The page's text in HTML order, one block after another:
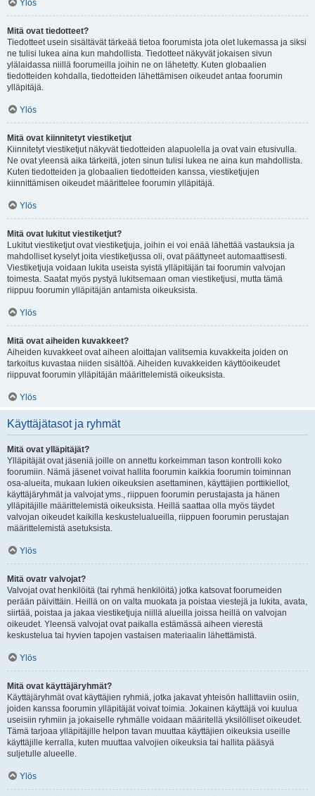
Ylös
Mitä ovat tiedotteet?
Tiedotteet usein sisältävät tärkeää tietoa foorumista jota olet lukemassa ja siksi
ne tulisi lukea aina kun mahdollista. Tiedotteet näkyvät jokaisen sivun
ylälaidassa niillä foorumeilla joihin ne on lähetetty. Kuten globaalien
tiedotteiden kohdalla, tiedotteiden lähettämisen oikeudet antaa foorumin
ylläpitäjä.
Ylös
Mitä ovat kiinnitetyt viestiketjut
Kiinnitetyt viestiketjut näkyvät tiedotteiden alapuolella ja ovat vain etusivulla.
Ne ovat yleensä aika tärkeitä, joten sinun tulisi lukea ne aina kun mahdollista.
Kuten tiedotteiden ja globaalien tiedotteiden kanssa, viestiketjujen
kiinnittämisen oikeudet määrittelee foorumin ylläpitäjä.
Ylös
Mitä ovat lukitut viestiketjut?
Lukitut viestiketjut ovat viestiketjuja, joihin ei voi enää lähettää vastauksia ja
mahdolliset kyselyt joita viestiketjussa oli, ovat päättyneet automaattisesti.
Viestiketjuja voidaan lukita useista syistä ylläpitäjän tai foorumin valvojan
toimesta. Saatat myös pystyä lukitsemaan oman viestiketjusi, mutta tämä
riippuu foorumin ylläpitäjän antamista oikeuksista.
Ylös
Mitä ovat aiheiden kuvakkeet?
Aiheiden kuvakkeet ovat aiheen aloittajan valitsemia kuvakkeita joiden on
tarkoitus kuvastaa niiden sisältöä. Aiheiden kuvakkeiden käyttöoikeudet
riippuvat foorumin ylläpitäjän määrittelemistä oikeuksista.
Ylös
Käyttäjätasot ja ryhmät
Mitä ovat ylläpitäjät?
Ylläpitäjät ovat jäseniä joille on annettu korkeimman tason kontrolli koko
foorumiin. Nämä jäsenet voivat hallita foorumin kaikkia foorumin toiminnan
osa-alueita, mukaan lukien oikeuksien asettaminen, käyttäjien porttikiellot,
käyttäjäryhmät ja valvojat yms., riippuen foorumin perustajasta ja hänen
ylläpitäjille määrittelemistä oikeuksista. Heillä saattaa olla myös täydet
valvojan oikeudet kaikilla keskustelualueilla, riippuen foorumin perustajan
määrittelemistä asetuksista.
Ylös
Mitä ovatr valvojat?
Valvojat ovat henkilöitä (tai ryhmä henkilöitä) jotka katsovat foorumeiden
perään päivittäin. Heillä on on valta muokata ja poistaa viestejä ja lukita, avata,
siirtää, poistaa ja jakaa viestiketjuja niillä alueilla joissa heillä on valvojan
oikeudet. Yleensä valvojat ovat paikalla estämässä aiheen vierestä
keskustelua tai hyvien tapojen vastaisen materiaalin lähettämistä.
Ylös
Mitä ovat käyttäjäryhmät?
Käyttäjäryhmät ovat käyttäjien ryhmiä, jotka jakavat yhteisön hallittaviin osiin,
joiden kanssa foorumin ylläpitäjät voivat toimia. Jokainen käyttäjä voi kuulua
useisiin ryhmiin ja jokaiselle ryhmälle voidaan määritellä yksilölliset oikeudet.
Tämä tarjoaa ylläpitäjille helpon tavan muuttaa käyttäjien oikeuksia useille
käyttäjille kerralla, kuten muuttaa valvojien oikeuksia tai hallita pääsyä
suljetulle alueelle.
Ylös